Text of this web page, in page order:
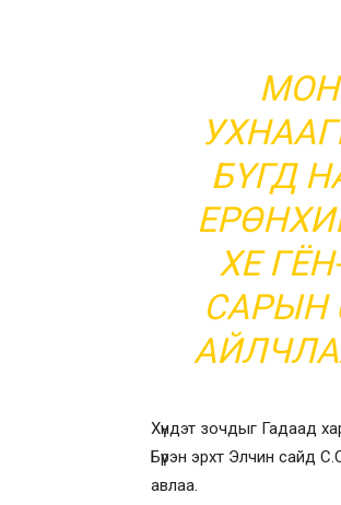
БҮГД
ХЕ
САРЫН
Хүндэт зочдыг Гадаад
Бүрэн эрхт Элчин сайд
авлаа.